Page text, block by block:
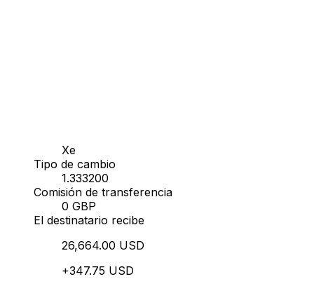
Xe
Tipo de cambio
1.333200
Comisión de transferencia
0 GBP
El destinatario recibe
26,664.00 USD
+347.75 USD